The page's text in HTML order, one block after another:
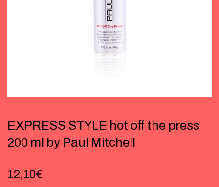
EXPRESS STYLE hot off the press
200 ml by Paul Mitchell
12,10€